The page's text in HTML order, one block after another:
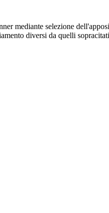
mediante selezione
diversi da quelli